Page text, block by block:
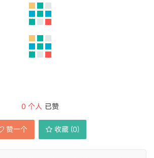
0 个人 已赞
赞一个 收藏 (0)